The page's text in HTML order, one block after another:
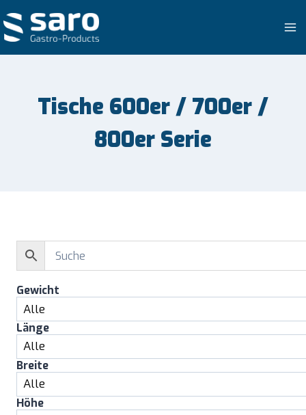
Inhalt
springen
Tische 600er / 700er /
800er Serie
Gewicht
Länge
Breite
Höhe